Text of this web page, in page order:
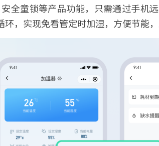
全童锁等产品功能，只需通过手机
，实现免看管定时加湿，方便节能